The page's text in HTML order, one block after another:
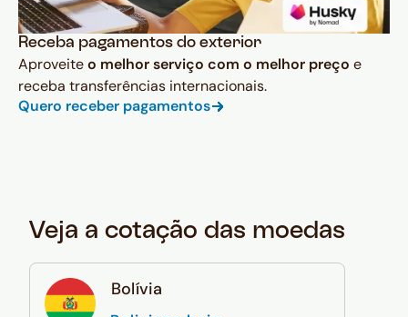
Receba pagamentos do exterior
Aproveiteo melhor serviço com o melhor preço e
receba transferências internacionais.
Quero receber pagamentos
Veja a cotação das moedas
Bolívia